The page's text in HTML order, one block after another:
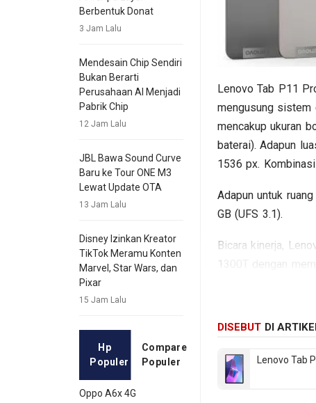
Berbentuk Donat
3 Jam Lalu
Mendesain Chip Sendiri
Bukan Berarti
Perusahaan AI Menjadi
Pabrik Chip
12 Jam Lalu
JBL Bawa Sound Curve
Baru ke Tour ONE M3
Lewat Update OTA
13 Jam Lalu
Disney Izinkan Kreator
TikTok Meramu Konten
Marvel, Star Wars, dan
Pixar
15 Jam Lalu
Hp
Populer
Compare
Populer
Oppo A6x 4G
Lenovo Tab P11
mengusung sistem
mencakup ukuran
baterai). Adapun
1536 px.
Adapun untuk
GB (UFS 3.1).
Bicara kinerja,
1300T dengan
Sedangkan pada
mAh. Berikut
DISEBUT DI
Lenovo Tab